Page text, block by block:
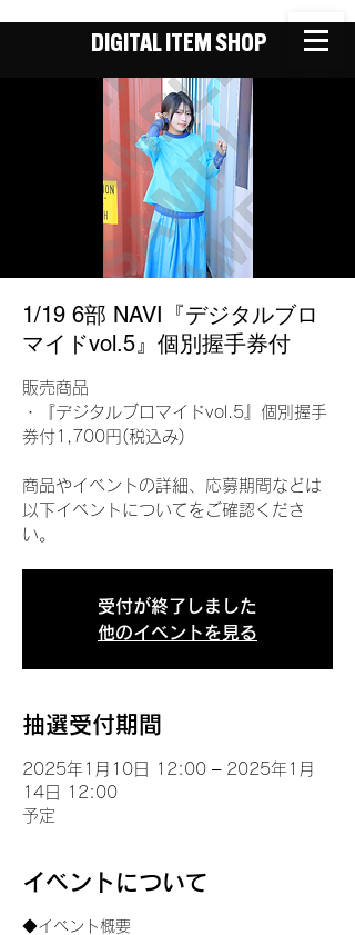
DIGITAL ITEM SHOP
1/19 6部 NAVI『デジタルブロ
マイドvol.5』個別握手券付
販売商品
・『デジタルブロマイドvol.5』個別握手
券付1,700円(税込み)
商品やイベントの詳細、応募期間などは
以下イベントについてをご確認くださ
い。
受付が終了しました
他のイベントを見る
抽選受付期間
2025年1月10日 12:00 – 2025年1月
14日 12:00
予定
イベントについて
◆イベント概要